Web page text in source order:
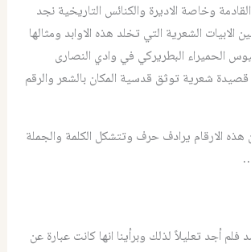
وخاصة الاديرة والكنائس التاريخية نجد
الشعرية التي تخلد هذه الاوابد ومثالها
الحميراء البطريركي في وادي النصارى
شعرية توثق قدسية المكان بالشعر والرقم
الارقام يرادف حرف وتتشكل الكلمة والجملة
أجد تعليلاً لذلك وبرأينا انها كانت عبارة عن